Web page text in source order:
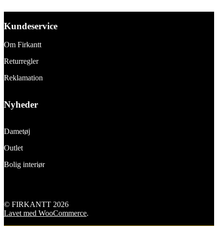
Kundeservice
Om Firkantt
Returregler
Reklamation
Nyheder
Dametøj
Outlet
Bolig interiør
© FIRKANTT 2026
Lavet med WooCommerce.